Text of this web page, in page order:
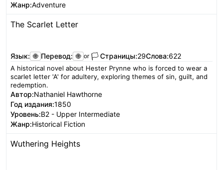
Жанр:Adventure
The Scarlet Letter
Язык: 🌐 Перевод: 🌐 or 🏳️ Страницы:29Слова:622
A historical novel about Hester Prynne who is forced to wear a
scarlet letter 'A' for adultery, exploring themes of sin, guilt, and
redemption.
Автор:Nathaniel Hawthorne
Год издания:1850
Уровень:B2 - Upper Intermediate
Жанр:Historical Fiction
Wuthering Heights